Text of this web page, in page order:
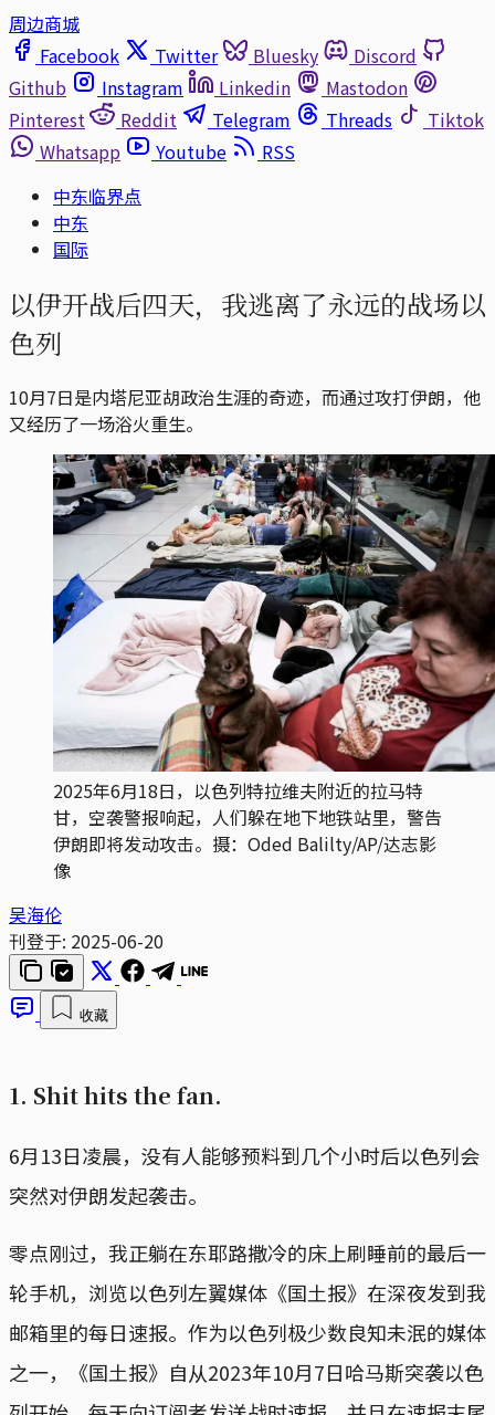
周边商城
Facebook
Twitter Bluesky
Discord
Github
Instagram Linkedin
Mastodon
Pinterest
Reddit Telegram Threads
Tiktok
Whatsapp
Youtube
RSS
中东临界点
中东
国际
以伊开战后四天，我逃离了永远的战场以
色列
10月7日是内塔尼亚胡政治生涯的奇迹，而通过攻打伊朗，他
又经历了一场浴火重生。
2025年6月18日，以色列特拉维夫附近的拉马特
甘，空袭警报响起，人们躲在地下地铁站里，警告
伊朗即将发动攻击。摄：Oded Balilty/AP/达志影
像
吴海伦
刊登于: 2025-06-20
收藏
1. Shit hits the fan.
6月13日凌晨，没有人能够预料到几个小时后以色列会
突然对伊朗发起袭击。
零点刚过，我正躺在东耶路撒冷的床上刷睡前的最后一
轮手机，浏览以色列左翼媒体《国土报》在深夜发到我
邮箱里的每日速报。作为以色列极少数良知未泯的媒体
之一，《国土报》自从2023年10月7日哈马斯突袭以色